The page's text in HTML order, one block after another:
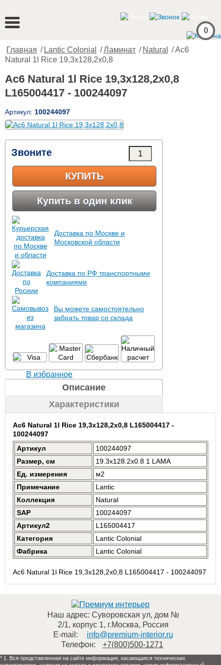
0
Главная / Lantic Colonial /Ламинат / Natural
/ Ac6
Natural 1l Rice 19,3x128,2x0,8
Ac6 Natural 1l Rice 19,3x128,2x0,8
L165004417 - 100244097
Артикул: 100244097
Звоните
КУПИТЬ
Купить в один клик
Доставка по Москве и
Московской области
Доставка по РФ транспортными
компаниями
Вы можете самостоятельно
забрать товар со склада
В избранное
Описание
Характеристики
Ac6 Natural 1l Rice 19,3x128,2x0,8 L165004417 -
100244097
Артикул
100244097
Размер, см
19.3x128.2x0.8 1 LAMA
Ед. измерения
м2
Примечание
Lantic
Коллекция
Natural
SAP
100244097
Артикул2
L165004417
Категория
Lantic Colonial
Фабрика
Lantic Colonial
Ac6 Natural 1l Rice 19,3x128,2x0,8 L165004417 - 100244097
Наш адрес: Суворовская ул, дом №
2/1, корпус 1, г.Москва, Россия
E-mail:
info@premium-interior.ru
Телефон:
+7(800)500-1271
* 1. Вся представленная на сайте информация, касающаяся технических